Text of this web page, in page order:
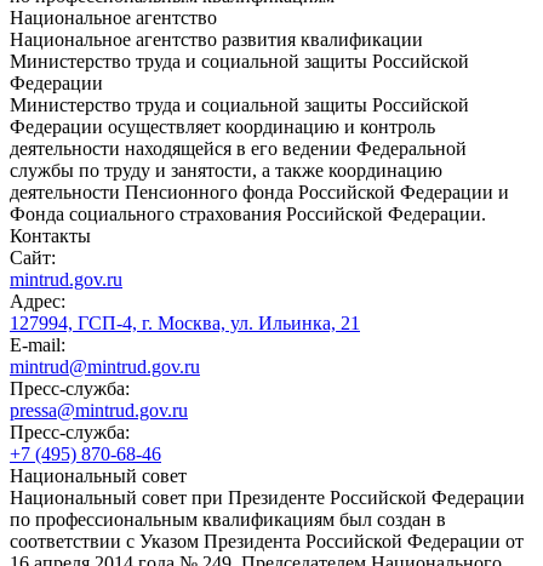
Национальное агентство
Национальное агентство развития квалификации
Министерство труда и социальной защиты Российской
Федерации
Министерство труда и социальной защиты Российской
Федерации осуществляет координацию и контроль
деятельности находящейся в его ведении Федеральной
службы по труду и занятости, а также координацию
деятельности Пенсионного фонда Российской Федерации и
Фонда социального страхования Российской Федерации.
Контакты
Сайт:
mintrud.gov.ru
Адрес:
127994, ГСП-4, г. Москва, ул. Ильинка, 21
E-mail:
mintrud@mintrud.gov.ru
Пресс-служба:
pressa@mintrud.gov.ru
Пресс-служба:
+7 (495) 870-68-46
Национальный совет
Национальный совет при Президенте Российской Федерации
по профессиональным квалификациям был создан в
соответствии с Указом Президента Российской Федерации от